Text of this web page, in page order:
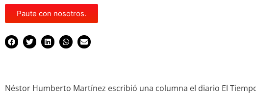
Paute con nosotros.
Néstor Humberto Martínez escribió una columna el diario El